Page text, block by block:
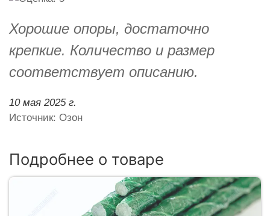
Хорошие опоры, достаточно
крепкие. Количество и размер
соответствует описанию.
10 мая 2025 г.
Источник: Озон
Подробнее о товаре